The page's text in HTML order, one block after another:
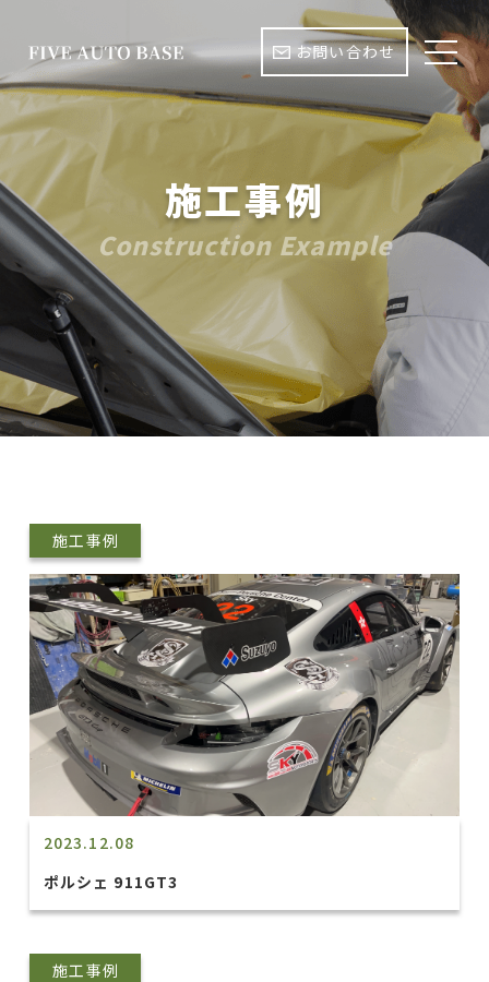
お問い合わせ
施工事例
Construction Example
施工事例
2023.12.08
ポルシェ 911GT3
施工事例